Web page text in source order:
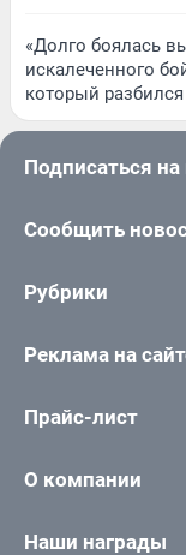
«Долго боялась
искалеченного
который
Подписаться на
Сообщить
Рубрики
Реклама на
Прайс-лист
О компании
Наши награды